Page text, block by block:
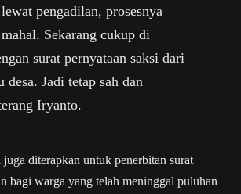
pengadilan, prosesnya
Sekarang cukup di
surat pernyataan saksi dari
desa. Jadi tetap sah dan
Iryanto.
juga diterapkan untuk penerbitan surat
bagi warga yang telah meninggal puluhan